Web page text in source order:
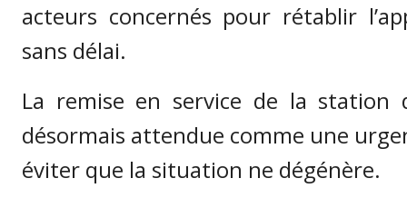
acteurs concernés pour rétablir
sans délai.
La remise en service de la station
désormais attendue comme une
éviter que la situation ne dégénère.